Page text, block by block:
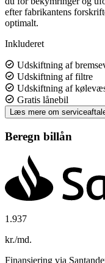
efter fabrikantens
optimalt.
Inkluderet
Udskiftning af
Udskiftning af filtre
Udskiftning af
Gratis lånebil
Læs mere om
Beregn billån
1.937
kr./md.
Finansiering via